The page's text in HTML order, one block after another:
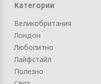
Категории
Великобритания
Лондон
Любопитно
Лайфстайл
Полезно